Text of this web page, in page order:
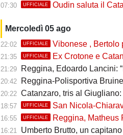
07:30 UFFICIALE Oudin saluta il
Mercoledì 05 ago
22:02 UFFICIALE Vibonese , Bertolo
21:35 UFFICIALE Ex Crotone e
21:29 Reggina, Edoardo Lancini:
20:42 Reggina-Polisportiva Bruinese
20:22 Catanzaro, tris al Giugliano:
18:57 UFFICIALE San Nicola-Chiaravalle-
16:55 UFFICIALE Reggina, Matheus
16:21 Umberto Brutto, un capitano